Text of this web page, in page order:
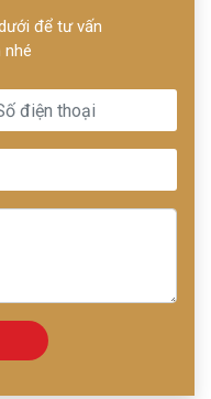
để tư vấn
nhé